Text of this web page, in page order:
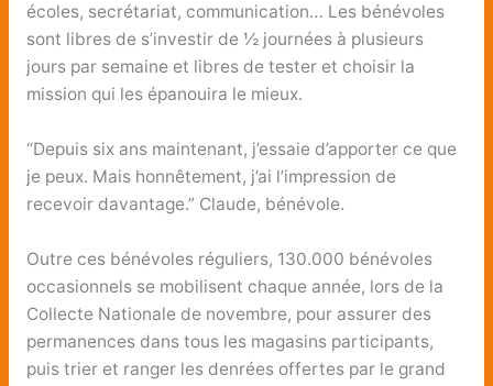
écoles, secrétariat, communication… Les bénévoles
sont libres de s’investir de ½ journées à plusieurs
jours par semaine et libres de tester et choisir la
mission qui les épanouira le mieux.
“Depuis six ans maintenant, j’essaie d’apporter ce que
je peux. Mais honnêtement, j’ai l’impression de
recevoir davantage.” Claude, bénévole.
Outre ces bénévoles réguliers, 130.000 bénévoles
occasionnels se mobilisent chaque année, lors de la
Collecte Nationale de novembre, pour assurer des
permanences dans tous les magasins participants,
puis trier et ranger les denrées offertes par le grand